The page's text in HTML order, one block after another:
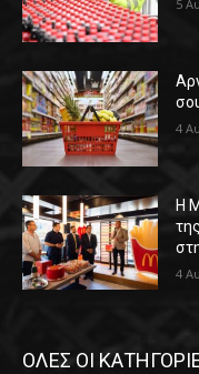
5
4
Η
4
ΟΛΕΣ ΟΙ